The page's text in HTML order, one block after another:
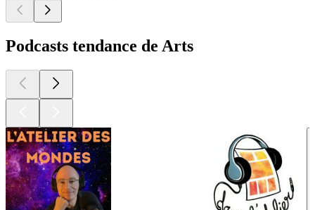
Podcasts tendance de Arts